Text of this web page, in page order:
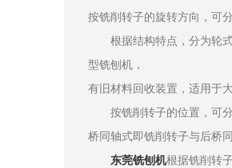
按铣削转子的旋转方向，可
根据结构特点，分为轮式
型铣刨机，
有旧材料回收装置，适用
按铣削转子的位置，可分
桥同轴式即铣削转子与后
东莞铣刨机根据铣削转